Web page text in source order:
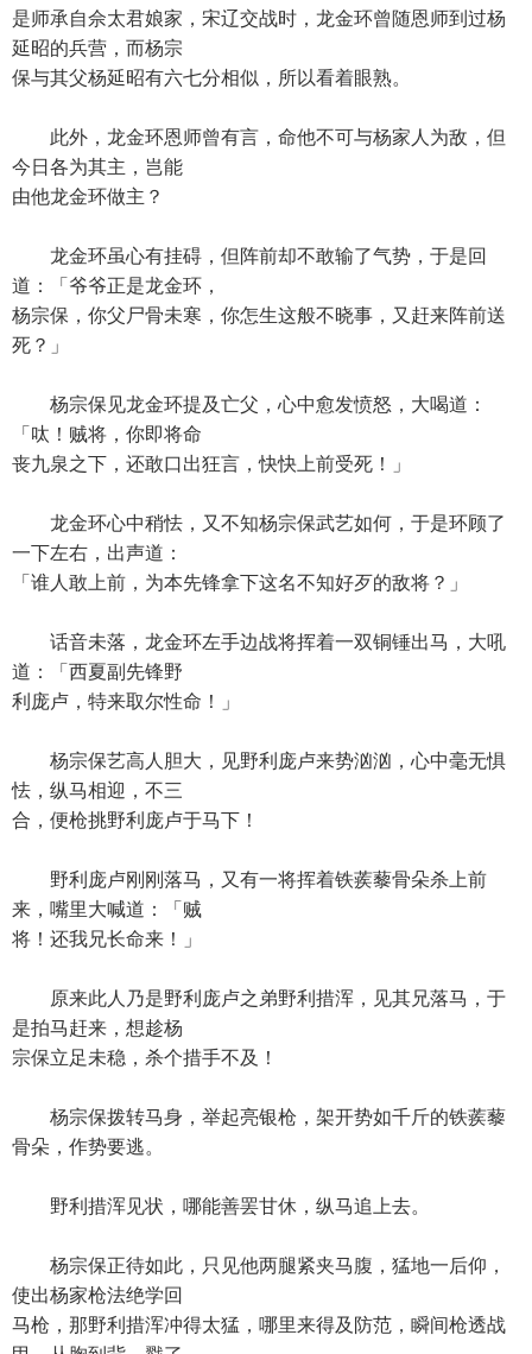
是师承自佘太君娘家，宋辽交战时，龙金环曾随恩师到过杨
延昭的兵营，而杨宗
保与其父杨延昭有六七分相似，所以看着眼熟。
此外，龙金环恩师曾有言，命他不可与杨家人为敌，但
今日各为其主，岂能
由他龙金环做主？
龙金环虽心有挂碍，但阵前却不敢输了气势，于是回
道：「爷爷正是龙金环，
杨宗保，你父尸骨未寒，你怎生这般不晓事，又赶来阵前送
死？」
杨宗保见龙金环提及亡父，心中愈发愤怒，大喝道：
「呔！贼将，你即将命
丧九泉之下，还敢口出狂言，快快上前受死！」
龙金环心中稍怯，又不知杨宗保武艺如何，于是环顾了
一下左右，出声道：
「谁人敢上前，为本先锋拿下这名不知好歹的敌将？」
话音未落，龙金环左手边战将挥着一双铜锤出马，大吼
道：「西夏副先锋野
利庞卢，特来取尔性命！」
杨宗保艺高人胆大，见野利庞卢来势汹汹，心中毫无惧
怯，纵马相迎，不三
合，便枪挑野利庞卢于马下！
野利庞卢刚刚落马，又有一将挥着铁蒺藜骨朵杀上前
来，嘴里大喊道：「贼
将！还我兄长命来！」
原来此人乃是野利庞卢之弟野利措浑，见其兄落马，于
是拍马赶来，想趁杨
宗保立足未稳，杀个措手不及！
杨宗保拨转马身，举起亮银枪，架开势如千斤的铁蒺藜
骨朵，作势要逃。
野利措浑见状，哪能善罢甘休，纵马追上去。
杨宗保正待如此，只见他两腿紧夹马腹，猛地一后仰，
使出杨家枪法绝学回
马枪，那野利措浑冲得太猛，哪里来得及防范，瞬间枪透战